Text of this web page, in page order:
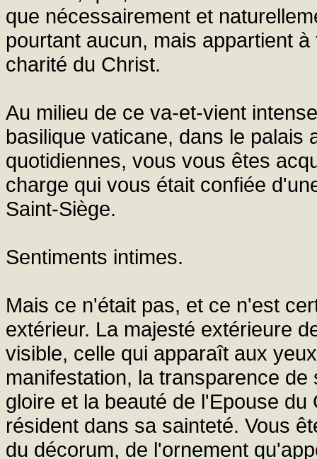
que nécessairement et
pourtant aucun, mais appartient
charité du Christ.
Au milieu de ce va-et-vient
basilique vaticane, dans le palais
quotidiennes, vous vous êtes
charge qui vous était confiée
Saint-Siège.
Sentiments intimes.
Mais ce n'était pas, et ce n'est
extérieur. La majesté extérieure
visible, celle qui apparaît aux
manifestation, la transparence
gloire et la beauté de l'Epouse
résident dans sa sainteté. Vous
du décorum, de l'ornement